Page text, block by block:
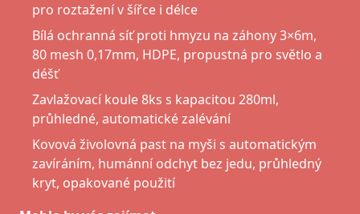
pro roztažení v šířce i délce
Bílá ochranná síť proti hmyzu na záhony 3×6m,
80 mesh 0,17mm, HDPE, propustná pro světlo a
déšť
Zavlažovací koule 8ks s kapacitou 280ml,
průhledné, automatické zalévání
Kovová živolovná past na myši s automatickým
zavíráním, humánní odchyt bez jedu, průhledný
kryt, opakované použití